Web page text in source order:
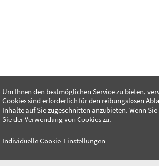
04
Um Ihnen den bestmöglichen Service zu bieten,
Cookies sind erforderlich für den reibungslosen
Inhalte auf Sie zugeschnitten anzubieten. Wenn
Sie der Verwendung von Cookies zu.
Individuelle Cookie-Einstellungen